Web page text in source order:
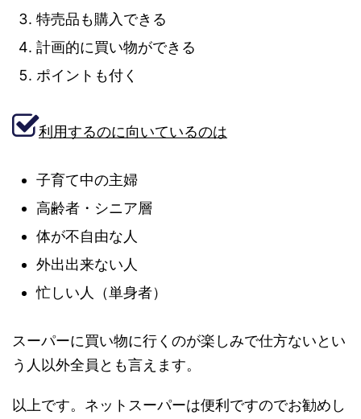
特売品も購入できる
計画的に買い物ができる
ポイントも付く
利用するのに向いているのは
子育て中の主婦
高齢者・シニア層
体が不自由な人
外出出来ない人
忙しい人（単身者）
スーパーに買い物に行くのが楽しみで仕方ないとい
う人以外全員とも言えます。
以上です。ネットスーパーは便利ですのでお勧めし